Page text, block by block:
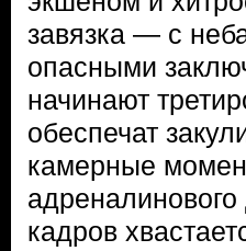
завязка — с
опасными
начинают
обеспечат
камерные
кадров